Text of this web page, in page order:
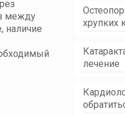
между
наличие
хрупких
лечение